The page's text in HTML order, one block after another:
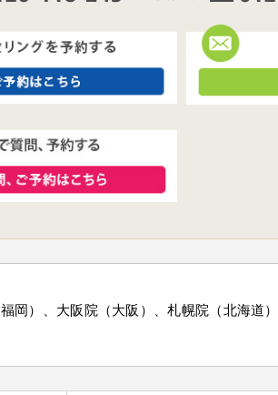
岡）、大阪院（大阪）、札幌院（北海道